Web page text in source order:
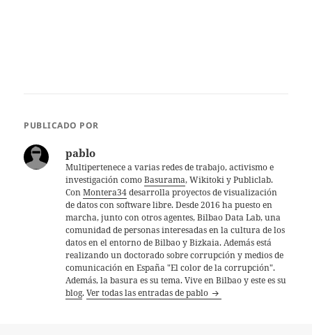
PUBLICADO POR
pablo
Multipertenece a varias redes de trabajo, activismo e
investigación comoBasurama, Wikitoki y Publiclab.
ConMontera34desarrolla proyectos de visualización
de datos con software libre. Desde 2016 ha puesto en
marcha, junto con otros agentes, Bilbao Data Lab, una
comunidad de personas interesadas en la cultura de los
datos en el entorno de Bilbao y Bizkaia. Además está
realizando un doctorado sobre corrupción y medios de
comunicación en España "El color de la corrupción".
Además, la basura es su tema. Vive en Bilbao y este es su
blog.Ver todas las entradas de pablo